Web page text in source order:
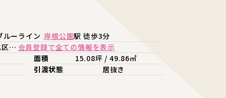
ルーライン 岸根公園駅 徒歩3分
区… 会員登録で全ての情報を表示
面積
15.08坪 / 49.86㎡
引渡状態
居抜き